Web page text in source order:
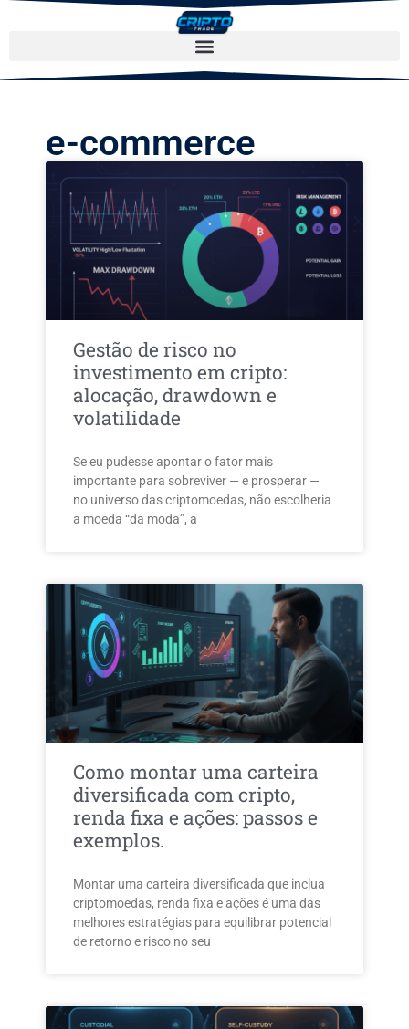
e-commerce
Gestão de risco no
investimento em cripto:
alocação, drawdown e
volatilidade
Se eu pudesse apontar o fator mais
importante para sobreviver — e prosperar —
no universo das criptomoedas, não escolheria
a moeda “da moda”, a
Como montar uma carteira
diversificada com cripto,
renda fixa e ações: passos e
exemplos.
Montar uma carteira diversificada que inclua
criptomoedas, renda fixa e ações é uma das
melhores estratégias para equilibrar potencial
de retorno e risco no seu